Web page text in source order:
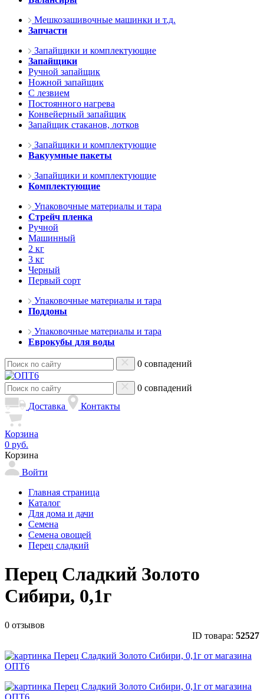
Мешкозашивочные машинки и т.д.
Запчасти
Запайщики и комплектующие
Запайщики
Ручной запайщик
Ножной запайщик
С лезвием
Постоянного нагрева
Конвейерный запайщик
Запайщик стаканов, лотков
Запайщики и комплектующие
Вакуумные пакеты
Запайщики и комплектующие
Комплектующие
Упаковочные материалы и тара
Стрейч пленка
Ручной
Машинный
2 кг
3 кг
Черный
Первый сорт
Упаковочные материалы и тара
Поддоны
Упаковочные материалы и тара
Еврокубы для воды
0 совпадений
0 совпадений
Доставка
Контакты
Корзина
0 руб.
Корзина
Войти
Главная страница
Каталог
Для дома и дачи
Семена
Семена овощей
Перец сладкий
Перец Сладкий Золото
Сибири, 0,1г
0 отзывов
ID товара: 52527